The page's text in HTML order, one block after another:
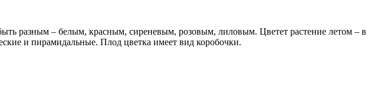
разным – белым, красным, сиреневым, розовым, лиловым. Цветет растение летом – в
и пирамидальные. Плод цветка имеет вид коробочки.